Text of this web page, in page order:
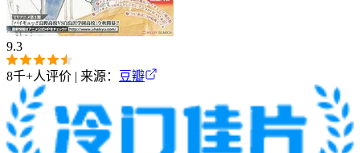
9.3
8千+人评价 | 来源： 豆瓣